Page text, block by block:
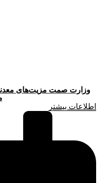
وزارت صمت مزیت‌های معدنی
اطلاعات بیشتر